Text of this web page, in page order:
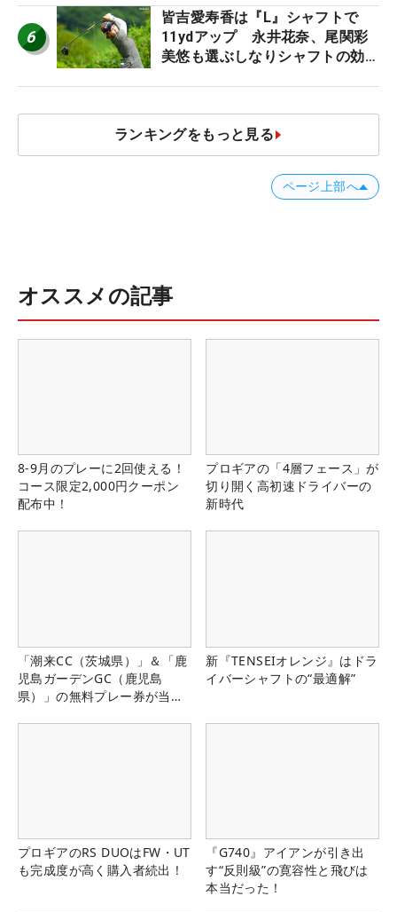
6
皆吉愛寿香は『L』シャフトで
11ydアップ 永井花奈、尾関彩
美悠も選ぶしなりシャフトの効果
ランキングをもっと見る
ページ上部へ
オススメの記事
8-9月のプレーに2回使える！
コース限定2,000円クーポン
配布中！
プロギアの「4層フェース」が
切り開く高初速ドライバーの
新時代
「潮来CC（茨城県）」＆「鹿
児島ガーデンGC（鹿児島
県）」の無料プレー券が当た
新『TENSEIオレンジ』はドラ
イバーシャフトの“最適解”
プロギアのRS DUOはFW・UT
も完成度が高く購入者続出！
『G740』アイアンが引き出
す“反則級”の寛容性と飛びは
本当だった！